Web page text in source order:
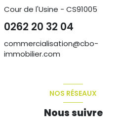
Cour de l'Usine - CS91005
0262 20 32 04
commercialisation@cbo-
immobilier.com
NOS RÉSEAUX
Nous suivre